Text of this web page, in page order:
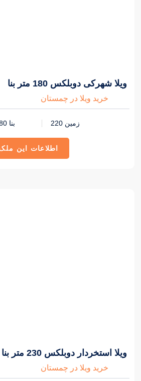
ویلا شهرکی دوبلکس 180 متر بنا
خرید ویلا در چمستان
زمین 220 بنا 180
اطلاعات این ملک
ویلا استخردار دوبلکس 230 متر بنا
خرید ویلا در چمستان